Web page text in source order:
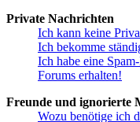
Private Nachrichten
Ich kann keine
Ich bekomme
Ich habe eine
Forums erhalten!
Freunde und ignorierte
Wozu benötige ich